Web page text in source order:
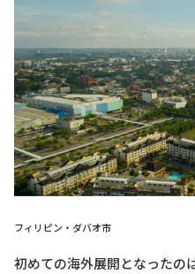
フィリピン・ダバオ市
初めての海外展開となったのは